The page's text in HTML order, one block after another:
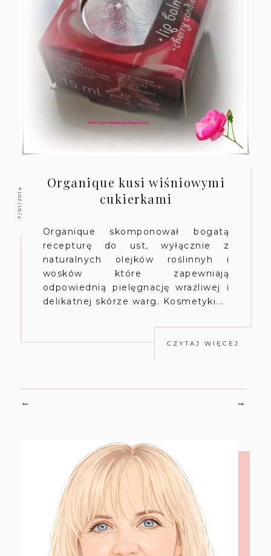
7/01/2014
Organique kusi wiśniowymi
cukierkami
Organique skomponował bogatą
recepturę do ust, wyłącznie z
naturalnych olejków roślinnyh i
wosków które zapewniają
odpowiednią pielęgnację wrażliwej i
delikatnej skórze warg. Kosmetyki...
CZYTAJ WIĘCEJ
← →